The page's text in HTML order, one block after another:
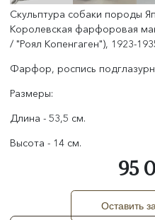
Скульптура собаки породы
Королевская фарфоровая
/ "Роял Копенгаген"), 1923-
Фарфор, роспись
Размеры:
Длина - 53,5 см.
Высота - 14 см.
95
Оставить